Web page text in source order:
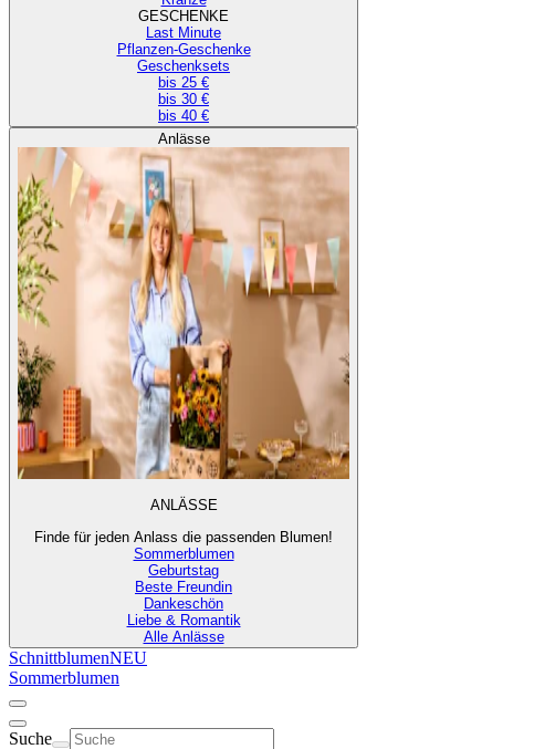
GESCHENKE
Last Minute
Pflanzen-Geschenke
Geschenksets
bis 25 €
bis 30 €
bis 40 €
Anlässe
ANLÄSSE
Finde für jeden Anlass die passenden Blumen!
Sommerblumen
Geburtstag
Beste Freundin
Dankeschön
Liebe & Romantik
Alle Anlässe
SchnittblumenNEU
Sommerblumen
Suche